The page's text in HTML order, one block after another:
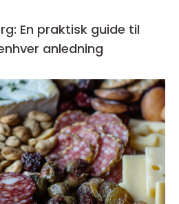
En praktisk guide til
anledning